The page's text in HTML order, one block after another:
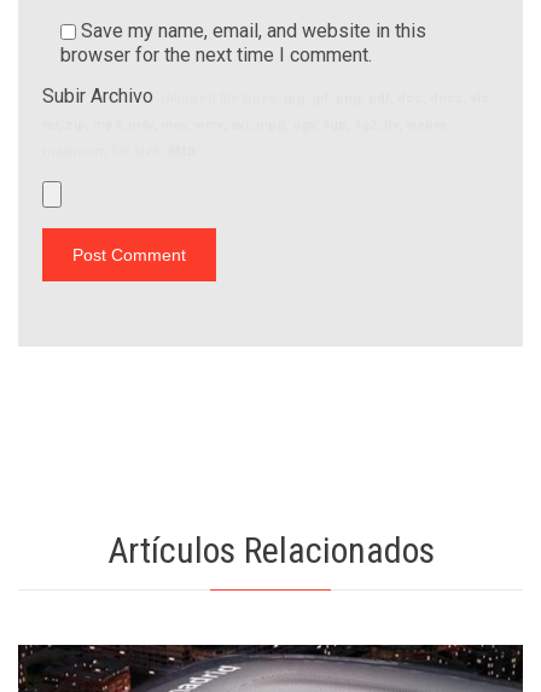
Save my name, email, and website in this
browser for the next time I comment.
Subir Archivo
Artículos Relacionados